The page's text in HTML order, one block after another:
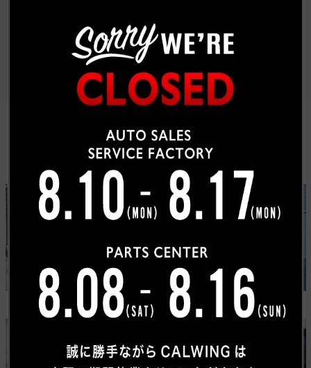
CUSTOM CAR GALLERY
カスタムカーギャラリー
USトヨタ
タンドラ
ワゴニア
グランドワゴニア